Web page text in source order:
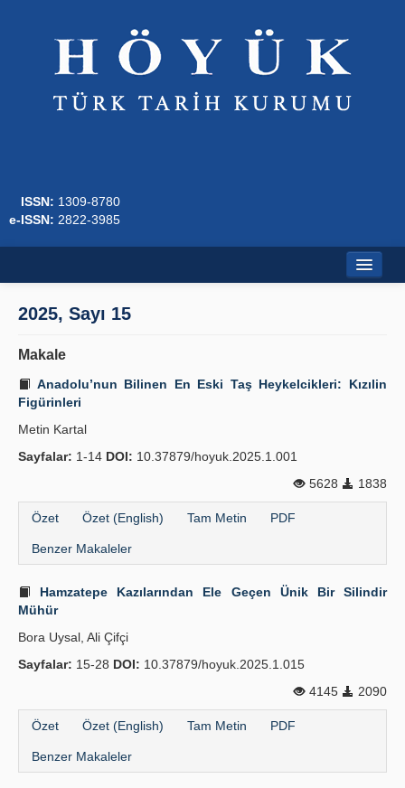
ISSN: 1309-8780
e-ISSN: 2822-3985
Yazım Kuralları
Kılavuzlar
İletişim
2025, Sayı 15
Makale
Anadolu’nun Bilinen En Eski Taş Heykelcikleri: Kızılin
Figürinleri
Metin Kartal
Sayfalar: 1-14 DOI: 10.37879/hoyuk.2025.1.001
5628
1838
Özet Özet (English) Tam Metin PDF
Benzer Makaleler
Hamzatepe Kazılarından Ele Geçen Ünik Bir Silindir
Mühür
Bora Uysal, Ali Çifçi
Sayfalar: 15-28 DOI: 10.37879/hoyuk.2025.1.015
4145
2090
Özet Özet (English) Tam Metin PDF
Benzer Makaleler